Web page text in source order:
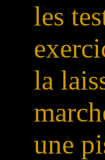
les
la
une